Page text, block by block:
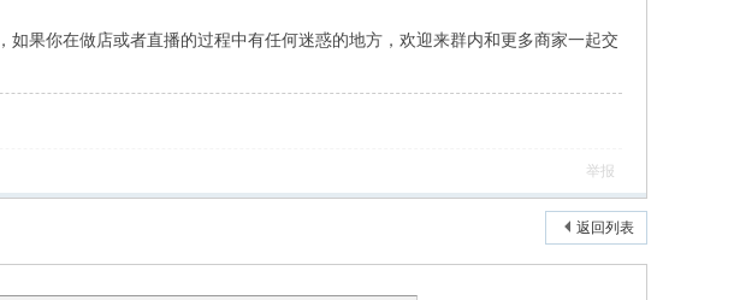
你在做店或者直播的过程中有任何迷惑的地方，欢迎来群内和更多商家一起交
举报
返回列表